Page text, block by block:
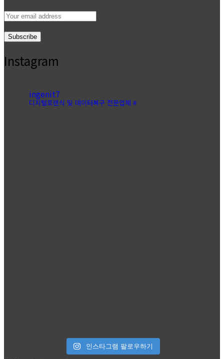
Email
address:
Instagram
ingenit7
디지털포렌식 및 데이터복구 전문업체 #
인스타그램 팔로우하기